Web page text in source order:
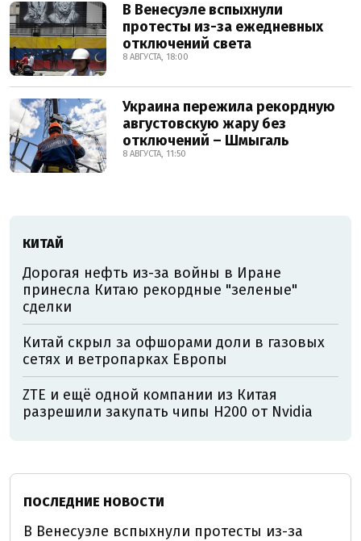
В Венесуэле вспыхнули
протесты из-за ежедневных
отключений света
8 АВГУСТА, 18:00
Украина пережила рекордную
августовскую жару без
отключений – Шмыгаль
8 АВГУСТА, 11:50
КИТАЙ
Дорогая нефть из-за войны в Иране
принесла Китаю рекордные "зеленые"
сделки
Китай скрыл за офшорами доли в газовых
сетях и ветропарках Европы
ZTE и ещё одной компании из Китая
разрешили закупать чипы H200 от Nvidia
ПОСЛЕДНИЕ НОВОСТИ
В Венесуэле вспыхнули протесты из-за